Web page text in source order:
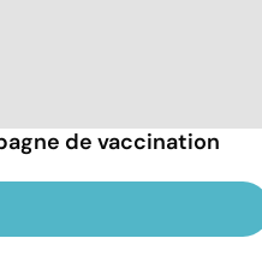
de vaccination